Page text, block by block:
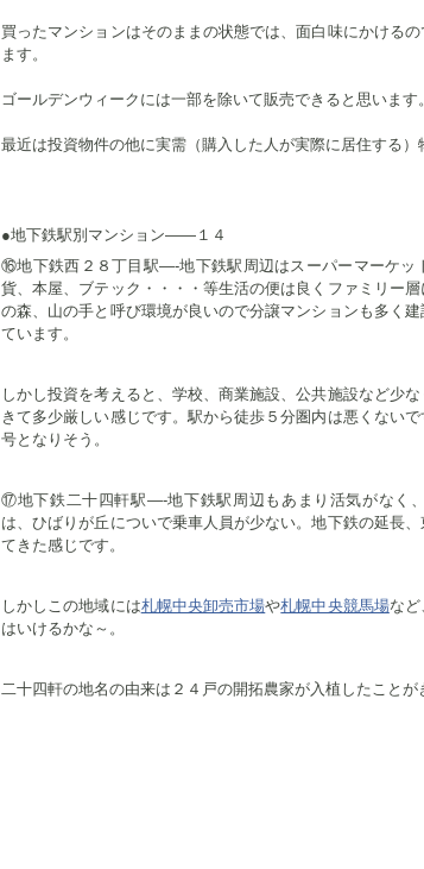
買ったマンションはそのままの状態では、面白味にかける
ます。
ゴールデンウィークには一部を除いて販売できると思います。
最近は投資物件の他に実需（購入した人が実際に居住する）
●地下鉄駅別マンション——１４
⑯地下鉄西２８丁目駅—-地下鉄駅周辺はスーパーマーケッ
貨、本屋、ブテック・・・・等生活の便は良くファミリー
の森、山の手と呼び環境が良いので分譲マンションも多く
ています。
しかし投資を考えると、学校、商業施設、公共施設など少
きて多少厳しい感じです。駅から徒歩５分圏内は悪くない
号となりそう。
⑰地下鉄二十四軒駅—-地下鉄駅周辺もあまり活気がなく
は、ひばりが丘についで乗車人員が少ない。地下鉄の延長
てきた感じです。
しかしこの地域には札幌中央卸売市場や札幌中央競馬場など
はいけるかな～。
二十四軒の地名の由来は２４戸の開拓農家が入植したことが